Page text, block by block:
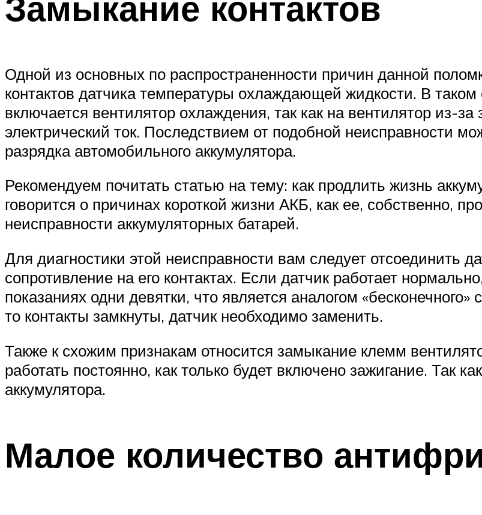
Одной из основных по распространенности причин данной
контактов датчика температуры охлаждающей жидкости. В
включается вентилятор охлаждения, так как на вентилятор из-
электрический ток. Последствием от подобной неисправности
разрядка автомобильного аккумулятора.
Рекомендуем почитать статью на тему: как продлить жизнь
говорится о причинах короткой жизни АКБ, как ее, собственно,
неисправности аккумуляторных батарей.
Для диагностики этой неисправности вам следует отсоединить
сопротивление на его контактах. Если датчик работает
показаниях одни девятки, что является аналогом
то контакты замкнуты, датчик необходимо заменить.
Также к схожим признакам относится замыкание клемм
работать постоянно, как только будет включено зажигание. Так
аккумулятора.
Малое количество